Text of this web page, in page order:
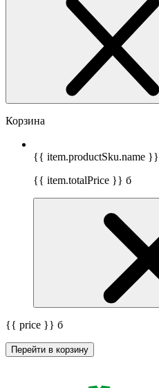
Корзина
{{ item.productSku.name }}
{{ item.totalPrice }} б
{{ price }} б
Перейти в корзину